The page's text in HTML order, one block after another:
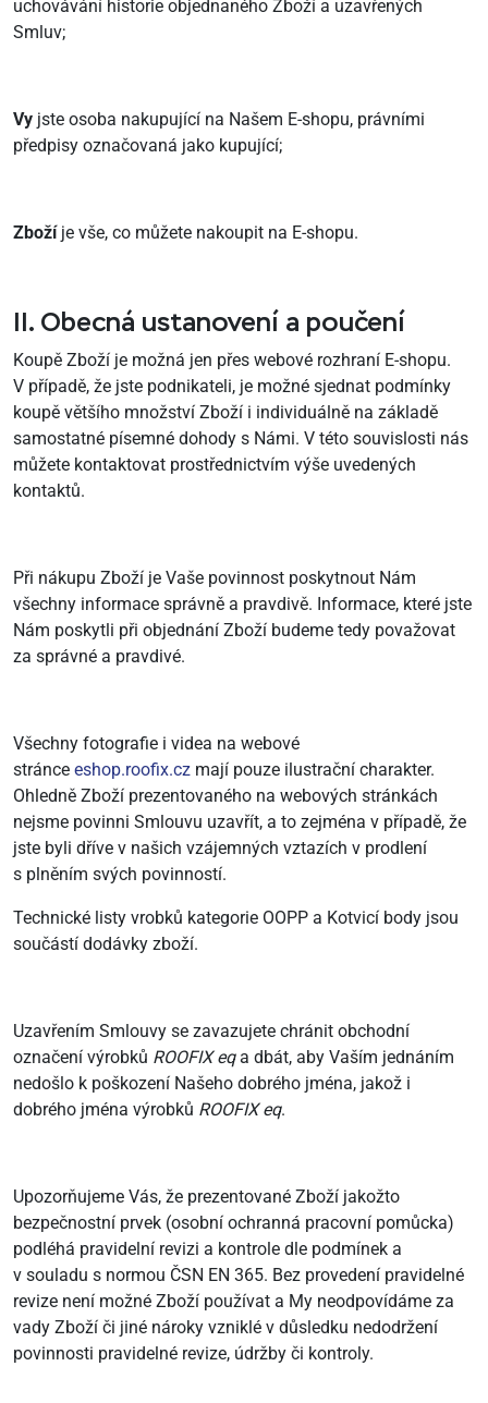
uchovávání historie objednaného Zboží a uzavřených
Smluv;
Vy jste osoba nakupující na Našem E-shopu, právními
předpisy označovaná jako kupující;
Zbožíje vše, co můžete nakoupit na E-shopu.
II. Obecná ustanovení a poučení
Koupě Zboží je možná jen přes webové rozhraní E-shopu.
V případě, že jste podnikateli, je možné sjednat podmínky
koupě většího množství Zboží i individuálně na základě
samostatné písemné dohody s Námi. V této souvislosti nás
můžete kontaktovat prostřednictvím výše uvedených
kontaktů.
Při nákupu Zboží je Vaše povinnost poskytnout Nám
všechny informace správně a pravdivě. Informace, které jste
Nám poskytli při objednání Zboží budeme tedy považovat
za správné a pravdivé.
Všechny fotografie i videa na webové
stránce eshop.roofix.cz mají pouze ilustrační charakter.
Ohledně Zboží prezentovaného na webových stránkách
nejsme povinni Smlouvu uzavřít, a to zejména v případě, že
jste byli dříve v našich vzájemných vztazích v prodlení
s plněním svých povinností.
Technické listy vrobků kategorie OOPP a Kotvicí body jsou
součástí dodávky zboží.
Uzavřením Smlouvy se zavazujete chránit obchodní
označení výrobků ROOFIX eqa dbát, aby Vaším jednáním
nedošlo k poškození Našeho dobrého jména, jakož i
dobrého jména výrobků ROOFIX eq.
Upozorňujeme Vás, že prezentované Zboží jakožto
bezpečnostní prvek (osobní ochranná pracovní pomůcka)
podléhá pravidelní revizi a kontrole dle podmínek a
v souladu s normou ČSN EN 365. Bez provedení pravidelné
revize není možné Zboží používat a My neodpovídáme za
vady Zboží či jiné nároky vzniklé v důsledku nedodržení
povinnosti pravidelné revize, údržby či kontroly.